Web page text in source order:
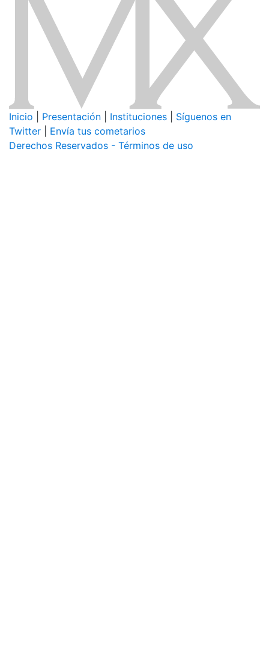
Inicio Presentación Instituciones
Síguenos en
Twitter
Envía tus cometarios
Derechos Reservados - Términos de uso